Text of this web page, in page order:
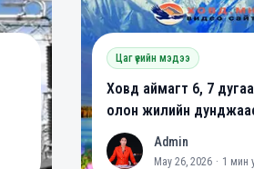
Цаг үеийн мэдээ
Ховд аймагт 6, 7
олон жилийн дунджаас
халуун байх төлөвтэй
A
Admin
May 26, 2026 · 1 мин